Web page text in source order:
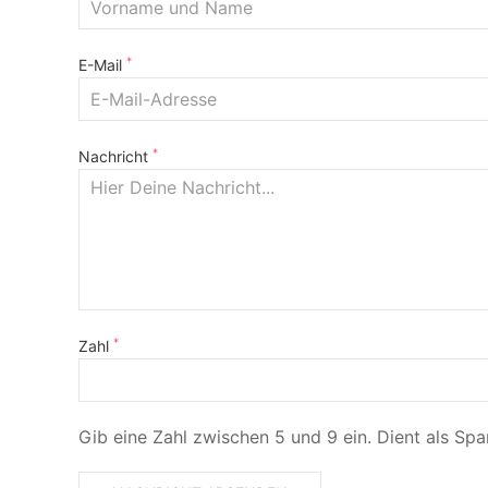
E-Mail *
Nachricht *
Zahl *
Gib eine Zahl zwischen 5 und 9 ein. Dient als